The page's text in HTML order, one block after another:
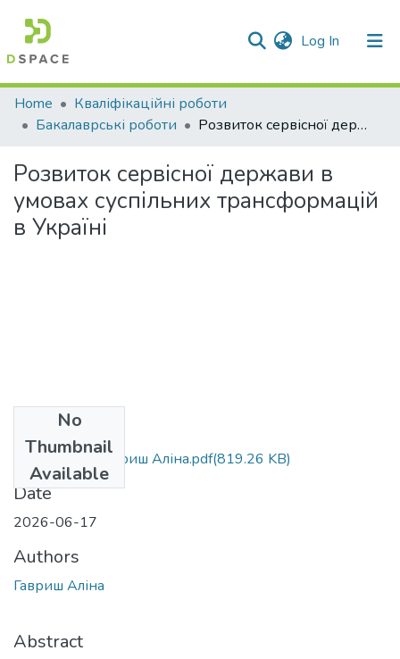
Log In (current)
Communities & Collections
All of DSpace
Statistics
Home
Кваліфікаційні роботи
Бакалаврські роботи
Розвиток сервісної держави в умовах суспільних трансформацій в Україні
Розвиток сервісної держави в
умовах суспільних трансформацій
в Україні
No
Thumbnail
Available
БР.281.ПУА.Гавриш Аліна.pdf(819.26 KB)
Date
2026-06-17
Authors
Гавриш Аліна
Abstract